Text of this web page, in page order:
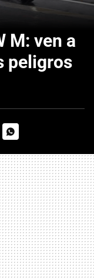
M: ven a
peligros